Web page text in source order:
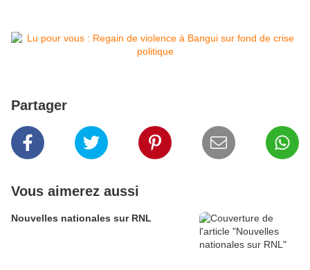
Partager
Vous aimerez aussi
Nouvelles nationales sur RNL